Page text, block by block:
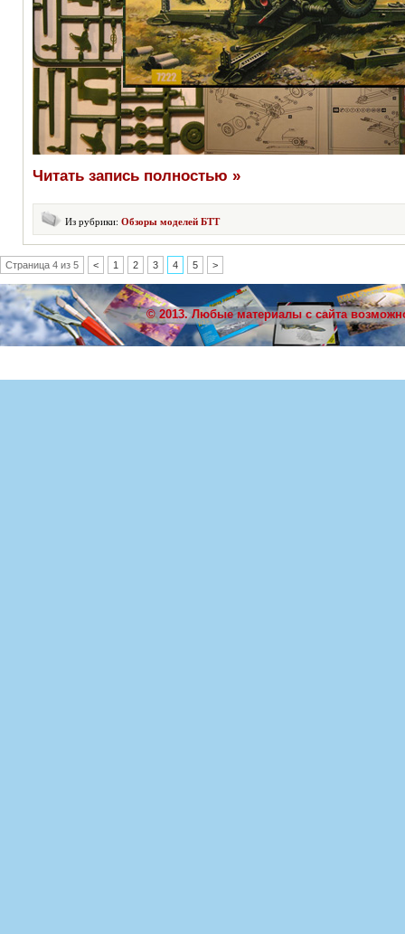
Читать запись полностью »
Из рубрики: Обзоры моделей БТТ
Страница 4 из 5 < 1 2 3 4 5 >
© 2013. Любые материалы с сайта